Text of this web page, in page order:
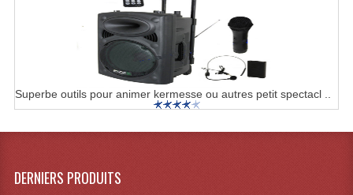
Système Sans Fil In-Ear Monitoring
Table Mixages Et Contrôleurs & Consoles
Tables De Mixage DJ
Controleurs DJ USB / MP3
Superbe outils pour animer kermesse ou autres petit spectacl ..
DERNIERS PRODUITS